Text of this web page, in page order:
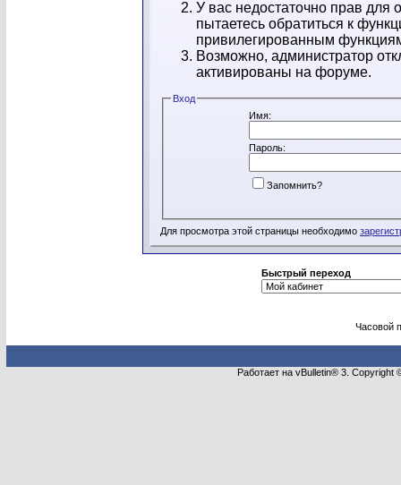
У вас недостаточно прав
пытаетесь обратиться к
привилегированным
Возможно, администратор
активированы на форуме.
Вход
Имя:
Пароль:
Запомнить?
Для просмотра этой страницы необходимо
Быстрый переход
Часовой
Работает на vBulletin® 3.